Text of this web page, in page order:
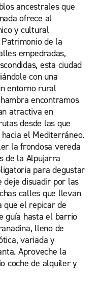
ancestrales que
ofrece al
y cultural
de la
empedradas,
esta ciudad
con una
entorno rural
encontramos
atractiva en
desde las que
el Mediterráneo.
la frondosa vereda
de la Alpujarra
para degustar
deje disuadir por las
calles que llevan
que el repicar de
guía hasta el barrio
lleno de
variada y
Aproveche la
coche de alquiler y